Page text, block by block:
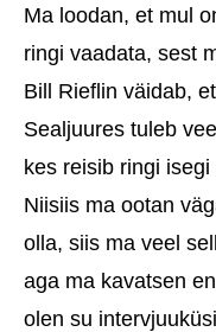
Ma loodan, et mul
ringi vaadata, sest
Bill Rieflin väidab,
Sealjuures tuleb
kes reisib ringi
Niisiis ma ootan
olla, siis ma veel
aga ma kavatsen
olen su